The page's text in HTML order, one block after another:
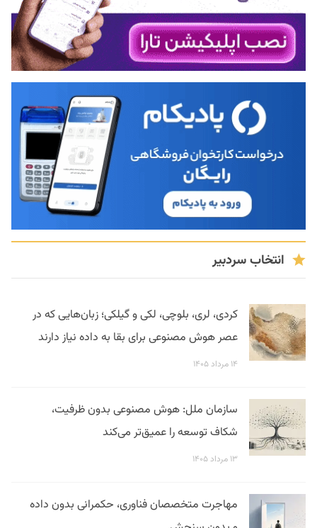
انتخاب سردبیر
کردی، لری، بلوچی، لکی و گیلکی؛ زبان‌هایی که در
عصر هوش مصنوعی برای بقا به داده نیاز دارند
۱۴ مرداد ۱۴۰۵
سازمان ملل: هوش مصنوعی بدون ظرفیت،
شکاف توسعه را عمیق‌تر می‌کند
۱۳ مرداد ۱۴۰۵
مهاجرت متخصصان فناوری، حکمرانی بدون داده